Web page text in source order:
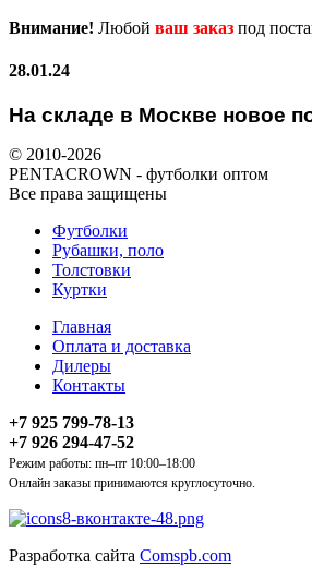
Внимание! Любой ваш заказ под
28.01.24
На складе в Москве
© 2010-2026
PENTACROWN - футболки оптом
Все права защищены
Футболки
Рубашки, поло
Толстовки
Куртки
Главная
Оплата и доставка
Дилеры
Контакты
+7 925 799-78-13
+7 926 294-47-52
Режим работы: пн–пт 10:00–18:00
Онлайн заказы принимаются круглосуточно.
Разработка сайта Comspb.com